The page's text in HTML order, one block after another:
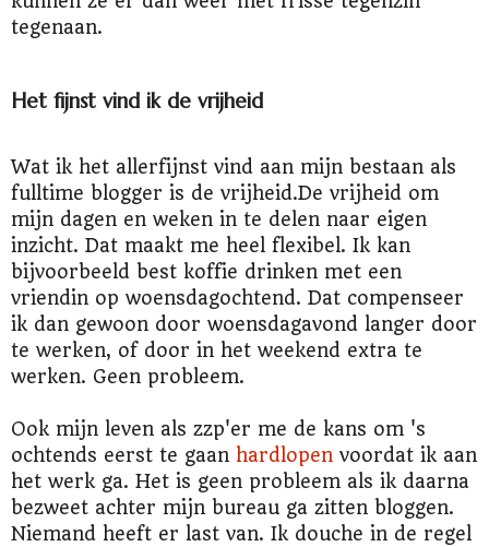
tegenaan.
Het fijnst vind ik de vrijheid
Wat ik het allerfijnst vind aan mijn bestaan als
fulltime blogger is de vrijheid.De vrijheid om
mijn dagen en weken in te delen naar eigen
inzicht. Dat maakt me heel flexibel. Ik kan
bijvoorbeeld best koffie drinken met een
vriendin op woensdagochtend. Dat compenseer
ik dan gewoon door woensdagavond langer door
te werken, of door in het weekend extra te
werken. Geen probleem.
Ook mijn leven als zzp'er me de kans om 's
ochtends eerst te gaan hardlopen voordat ik aan
het werk ga. Het is geen probleem als ik daarna
bezweet achter mijn bureau ga zitten bloggen.
Niemand heeft er last van. Ik douche in de regel